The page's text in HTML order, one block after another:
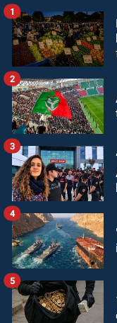
1
2
‘ Tuncay Sonel'e yeni suçlama:
3
4
5